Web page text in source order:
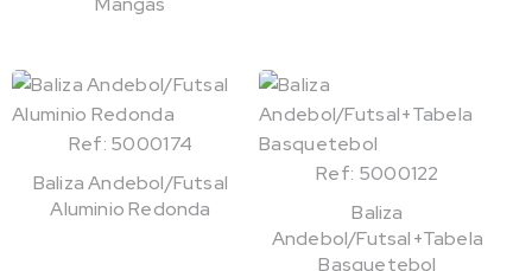
Ref: 5000174
Baliza Andebol/Futsal
Aluminio Redonda
Ref: 5000122
Baliza
Andebol/Futsal+Tabela
Basquetebol